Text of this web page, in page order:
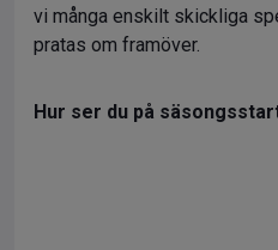
vi många enskilt skickliga
pratas om framöver.
Hur ser du på